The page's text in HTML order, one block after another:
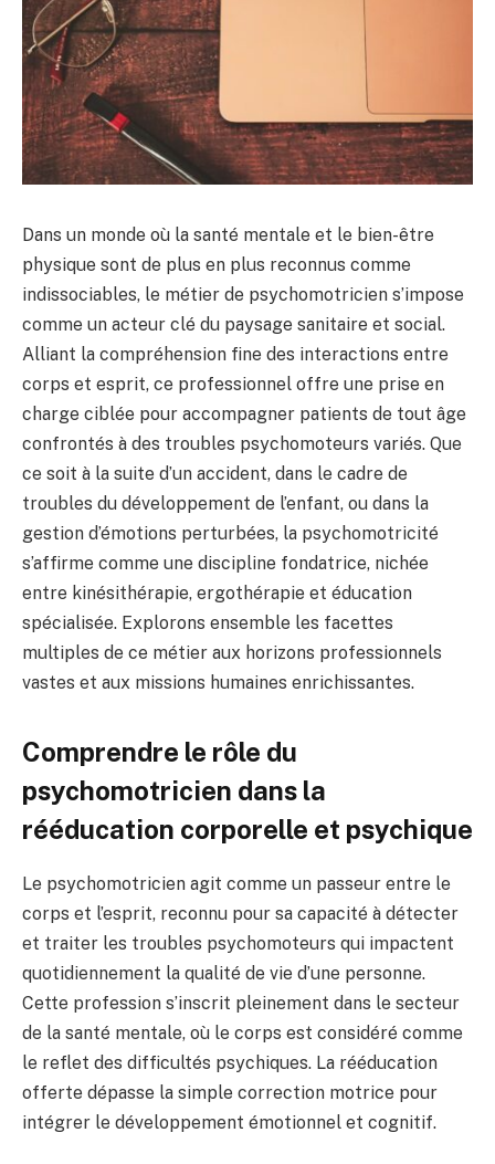
Dans un monde où la santé mentale et le bien-être
physique sont de plus en plus reconnus comme
indissociables, le métier de psychomotricien s’impose
comme un acteur clé du paysage sanitaire et social.
Alliant la compréhension fine des interactions entre
corps et esprit, ce professionnel offre une prise en
charge ciblée pour accompagner patients de tout âge
confrontés à des troubles psychomoteurs variés. Que
ce soit à la suite d’un accident, dans le cadre de
troubles du développement de l’enfant, ou dans la
gestion d’émotions perturbées, la psychomotricité
s’affirme comme une discipline fondatrice, nichée
entre kinésithérapie, ergothérapie et éducation
spécialisée. Explorons ensemble les facettes
multiples de ce métier aux horizons professionnels
vastes et aux missions humaines enrichissantes.
Comprendre le rôle du
psychomotricien dans la
rééducation corporelle et psychique
Le psychomotricien agit comme un passeur entre le
corps et l’esprit, reconnu pour sa capacité à détecter
et traiter les troubles psychomoteurs qui impactent
quotidiennement la qualité de vie d’une personne.
Cette profession s’inscrit pleinement dans le secteur
de la santé mentale, où le corps est considéré comme
le reflet des difficultés psychiques. La rééducation
offerte dépasse la simple correction motrice pour
intégrer le développement émotionnel et cognitif.